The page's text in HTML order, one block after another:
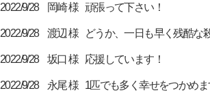
2022/9/28 岡崎 様 頑張って下さい！
2022/9/28 渡辺 様 どうか、一日も早く残酷な
2022/9/28 坂口 様 応援しています！
2022/9/28 永尾 様 1匹でも多く幸せをつかめ